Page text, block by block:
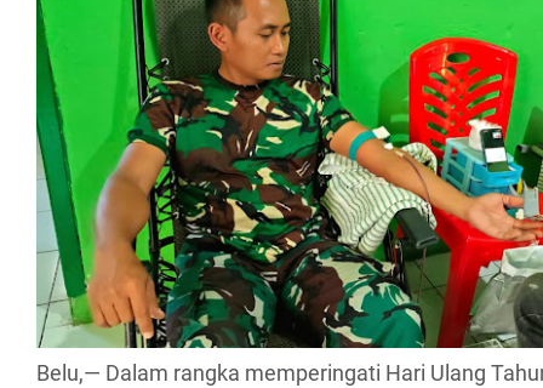
Belu,— Dalam rangka memperingati Hari Ulang